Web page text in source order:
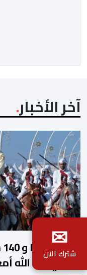
الغامبي، حيث
آخر الأخبار
مولاي عبد الله
✉
شترك الآن